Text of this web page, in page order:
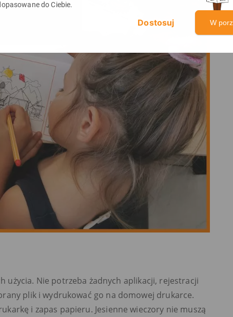
do Ciebie.
W
użycia. Nie potrzeba żadnych aplikacji, rejestracji
plik i wydrukować go na domowej drukarce.
i zapas papieru. Jesienne wieczory nie muszą